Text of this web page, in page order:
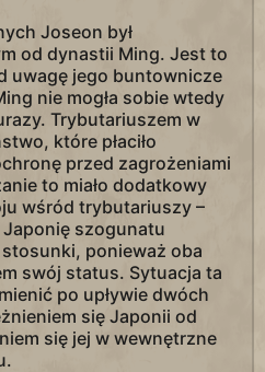
Joseon był
od dynastii Ming. Jest to
uwagę jego buntownicze
nie mogła sobie wtedy
Trybutariuszem w
które płaciło
przed zagrożeniami
to miało dodatkowy
wśród trybutariuszy –
szogunatu
stosunki, ponieważ oba
swój status. Sytuacja ta
po upływie dwóch
się Japonii od
się jej w wewnętrzne